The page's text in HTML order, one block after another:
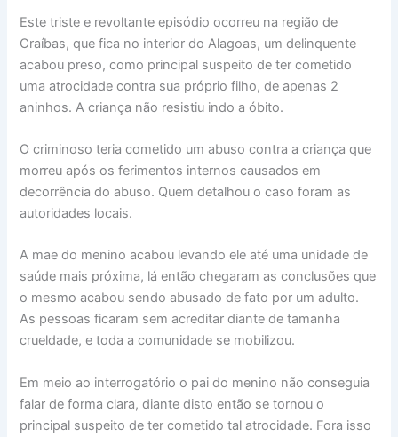
Este triste e revoltante episódio ocorreu na região de
Craíbas, que fica no interior do Alagoas, um delinquente
acabou preso, como principal suspeito de ter cometido
uma atrocidade contra sua próprio filho, de apenas 2
aninhos. A criança não resistiu indo a óbito.
O criminoso teria cometido um abuso contra a criança que
morreu após os ferimentos internos causados em
decorrência do abuso. Quem detalhou o caso foram as
autoridades locais.
A mae do menino acabou levando ele até uma unidade de
saúde mais próxima, lá então chegaram as conclusões que
o mesmo acabou sendo abusado de fato por um adulto.
As pessoas ficaram sem acreditar diante de tamanha
crueldade, e toda a comunidade se mobilizou.
Em meio ao interrogatório o pai do menino não conseguia
falar de forma clara, diante disto então se tornou o
principal suspeito de ter cometido tal atrocidade. Fora isso